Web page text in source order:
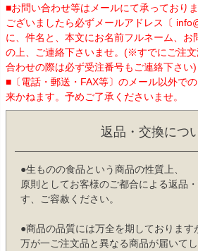
■お問い合わせ等はメールにて承っており
ございましたら必ずメールアドレス〔
に、件名と、本文にお名前フルネーム、お
の上、ご連絡下さいませ。(※すでにご注
合わせの際は必ず受注番号もご連絡下さい)
■〔電話・郵送・FAX等〕のメール以外で
来かねます。予めご了承くださいませ。
返品・交換につ
●生ものの食品という商品の性質上、
原則としてお客様のご都合による返品
す、ご容赦ください。
●商品の品質には万全を期しております
万が一ご注文品と異なる商品が届いて